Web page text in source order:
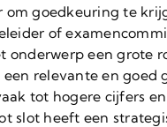
om goedkeuring te
of
onderwerp een grote
relevante en goed
tot hogere cijfers en
slot heeft een